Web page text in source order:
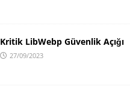
Kritik LibWebp Güvenlik Açığı
27/09/2023